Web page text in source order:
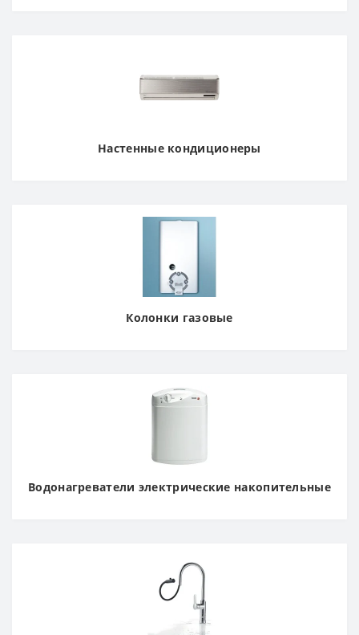
Настенные кондиционеры
Колонки газовые
Водонагреватели электрические накопительные